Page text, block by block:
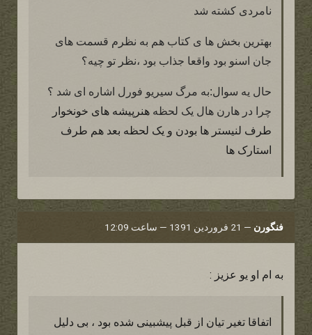
نامردی کشته شد
بهترین بخش ها ی کتاب هم به نظرم قسمت های
جان اسنو بود واقعا جذاب بود ،نظر تو چیه؟
حال یه سوال:به مرگ سیریو فورل اشاره ای شد ؟
چرا در هارن هال یک لحظه هنرپیشه های خونخوار
طرف لنیستر ها بودن و یک لحظه بعد هم طرف
استارک ها
فنگورن — 21 فروردین 1391 — ساعت 12:09
به ام او یو عزیز :
اتفاقا تغیر تیان از قبل پیشبینی شده بود ، بی دلیل